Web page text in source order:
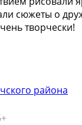
сюжеты о
творчески!
района